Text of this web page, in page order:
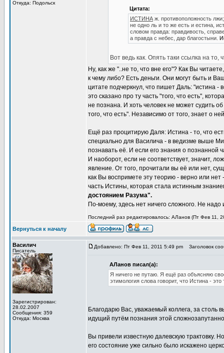
Откуда: Подольск
Цитата:
ИСТИНА ж. противоположность
не одно ль и то же есть и естина,
словом правда: правдивость,
а правда с небес, дар благостыни.
Вот ведь как. Опять таки ссылка на то,
Ну, как же "..не то, что вне его"? Как Вы
к чему либо? Есть деньги. Они могут быть и
цитате подчеркнул, что пишет Даль: "истина -
это сказано про ту часть "того, что есть",
не познана. И хоть человек не может судить
того, что есть". Независимо от того, знает о
Ещё раз процитирую Даля: Истина - то, что
специально для Василича - в ведизме выше
познавать её. И если его знания о познанной
И наоборот, если не соответствует, значит,
явление. От того, прочитали вы её или нет,
как Вы воспримете эту теорию - верно или
часть Истины, которая стала истинным
достоянием Разума".
По-моему, здесь нет ничего сложного. Не
Последний раз редактировалось: АЛанов (Пт Фев 11,
Вернуться к началу
Василич
Писатель
Зарегистрирован:
28.02.2007
Сообщения: 359
Откуда: Москва
Добавлено: Пт Фев 11, 2011 5:49 pm Заголовок
АЛанов писал(а):
Я ничего не путаю. Я ещё раз объясняю
этимология слова говорит, что Истина -
Благодарю Вас, уважаемый коллега, за столь
идущий путём познания этой
Вы привели известную далевскую трактовку.
его состояние уже сильно было искажено